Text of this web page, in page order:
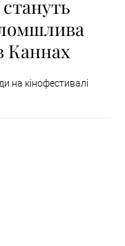
Каннах
на кінофестивалі